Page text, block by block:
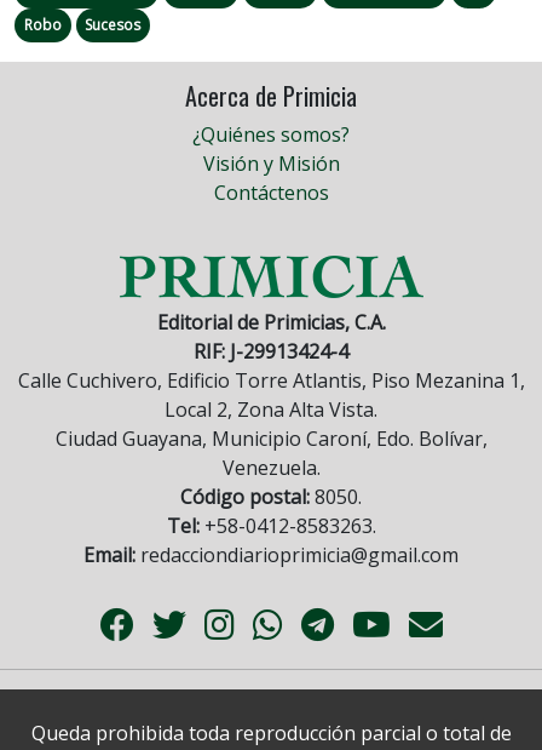
Robo
Sucesos
Acerca de Primicia
¿Quiénes somos?
Visión y Misión
Contáctenos
Editorial de Primicias, C.A.
RIF: J-29913424-4
Calle Cuchivero, Edificio Torre Atlantis, Piso Mezanina 1,
Local 2, Zona Alta Vista.
Ciudad Guayana, Municipio Caroní, Edo. Bolívar,
Venezuela.
Código postal:8050.
Tel:+58-0412-8583263.
Email: redacciondiarioprimicia@gmail.com
Queda prohibida toda reproducción parcial o total de